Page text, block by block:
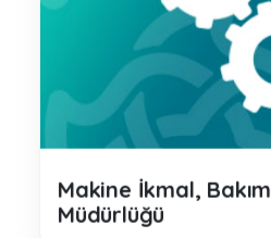
Makine İkmal,
Müdürlüğü